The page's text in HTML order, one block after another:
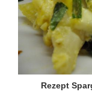
Rezept